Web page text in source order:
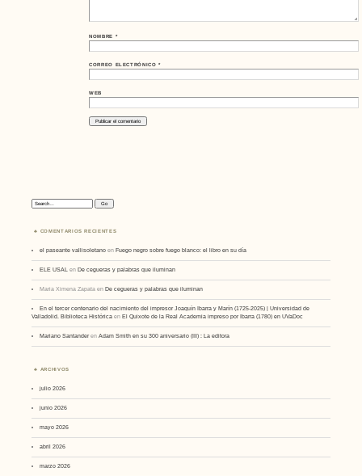
NOMBRE *
CORREO ELECTRÓNICO*
WEB
Search:
COMENTARIOS RECIENTES
el paseante vallisoletano enFuego negro sobre fuego blanco: el libro en su día
ELE USAL enDe cegueras y palabras que iluminan
Maria Ximena Zapata enDe cegueras y palabras que iluminan
En el tercer centenario del nacimiento del impresor Joaquín Ibarra y Marín (1725-2025) | Universidad de
Valladolid. Biblioteca Histórica enEl Quixote de la Real Academia impreso por Ibarra (1780) en UVaDoc
Mariano SantanderenAdam Smith en su 300 aniversario (III) : La editora
ARCHIVOS
julio 2026
junio 2026
mayo 2026
abril 2026
marzo 2026